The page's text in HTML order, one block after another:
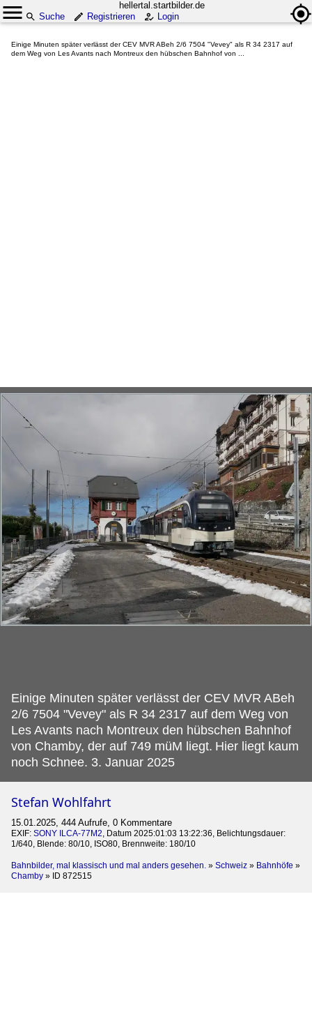
hellertal.startbilder.de
Suche
Registrieren Login
Einige Minuten später verlässt der CEV MVR ABeh 2/6 7504 "Vevey" als R 34 2317 auf
dem Weg von Les Avants nach Montreux den hübschen Bahnhof von ...
Einige Minuten später verlässt der CEV MVR ABeh
2/6 7504 "Vevey" als R 34 2317 auf dem Weg von
Les Avants nach Montreux den hübschen Bahnhof
von Chamby, der auf 749 müM liegt. Hier liegt kaum
noch Schnee. 3. Januar 2025
Stefan Wohlfahrt
15.01.2025, 444 Aufrufe, 0 Kommentare
EXIF: SONY ILCA-77M2 , Datum 2025:01:03 13:22:36, Belichtungsdauer:
1/640, Blende: 80/10, ISO80, Brennweite: 180/10
Bahnbilder, mal klassisch und mal anders gesehen. » Schweiz » Bahnhöfe »
Chamby » ID 872515